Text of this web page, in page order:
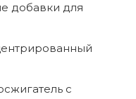
добавки для
с